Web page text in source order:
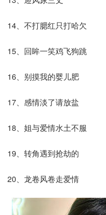
14、不打腮红只打哈欠
15、回眸一笑鸡飞狗跳
16、别摸我的婴儿肥
17、感情淡了请放盐
18、姐与爱情水土不服
19、转角遇到抢劫的
20、龙卷风卷走爱情